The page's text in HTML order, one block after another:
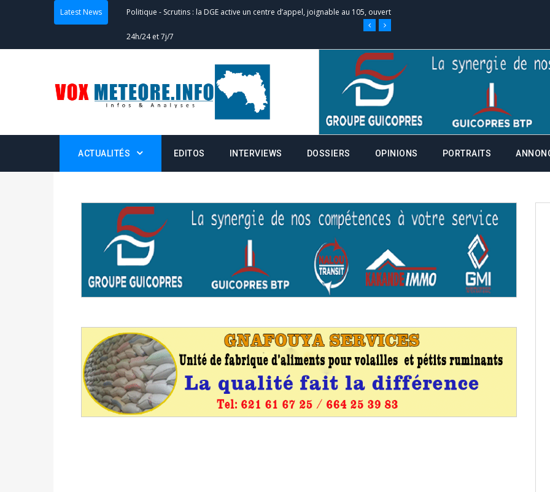
Latest News Actualités-Double scrutin du 31 mai : fin des campagnes ce jeudi 28 mai à
minuit
Communiqué relatif à la délivrance de la fiche de procuration
Politique-Convocation des membres des Commissions Administratives de
Centralisation des Votes (CACV) à une prestation de serment et à une
formation
Politique Candidats : désignez vos représentants aux CACV (centralisation
Politique Double scrutin du 31 mai : retrait des cartes d’électeurs possible
du 16 au 31 mai 2026
Politique Délégués de bureaux de vote : vos informations à transmettre
avant le 16 mai 2026 à 16h
statistiques des législatives et communales : ce 4 juin à 18h
Politique-Suite de la publication des résultats partiels des élections de mai
ce 03 juin à 14h
Politique-Suite de la publication des résultats partiels des élections de mai
ACTUALITÉS EDITOS INTERVIEWS DOSSIERS OPINIONS PORTRAITS